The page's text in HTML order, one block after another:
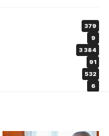
379
9
3 384
91
532
6